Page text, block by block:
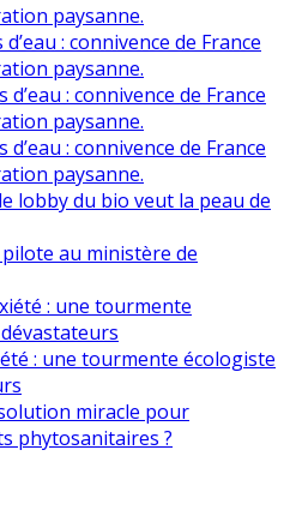
paysanne.
: connivence de France
paysanne.
d’eau : connivence de France
paysanne.
d’eau : connivence de France
paysanne.
lobby du bio veut la peau de
au ministère de
: une tourmente
: une tourmente écologiste
miracle pour
phytosanitaires ?